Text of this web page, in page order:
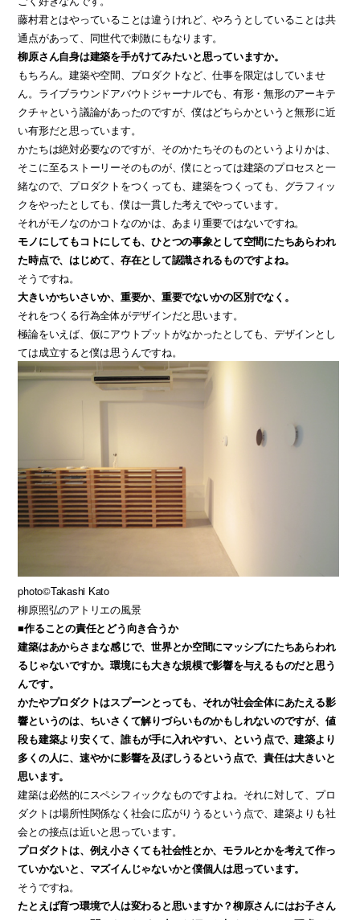
藤村君とはやっていることは違うけれど、やろうとしていることは共
通点があって、同世代で刺激にもなります。
柳原さん自身は建築を手がけてみたいと思っていますか。
もちろん。建築や空間、プロダクトなど、仕事を限定はしていませ
ん。ライブラウンドアバウトジャーナルでも、有形・無形のアーキテ
クチャという議論があったのですが、僕はどちらかというと無形に近
い有形だと思っています。
かたちは絶対必要なのですが、そのかたちそのものというよりかは、
そこに至るストーリーそのものが、僕にとっては建築のプロセスと一
緒なので、プロダクトをつくっても、建築をつくっても、グラフィッ
クをやったとしても、僕は一貫した考えでやっています。
それがモノなのかコトなのかは、あまり重要ではないですね。
モノにしてもコトにしても、ひとつの事象として空間にたちあらわれ
た時点で、はじめて、存在として認識されるものですよね。
そうですね。
大きいかちいさいか、重要か、重要でないかの区別でなく。
それをつくる行為全体がデザインだと思います。
極論をいえば、仮にアウトプットがなかったとしても、デザインとし
ては成立すると僕は思うんですね。
photo©Takashi Kato
柳原照弘のアトリエの風景
■作ることの責任とどう向き合うか
建築はあからさまな感じで、世界とか空間にマッシブにたちあらわれ
るじゃないですか。環境にも大きな規模で影響を与えるものだと思う
んです。
かたやプロダクトはスプーンとっても、それが社会全体にあたえる影
響というのは、ちいさくて解りづらいものかもしれないのですが、値
段も建築より安くて、誰もが手に入れやすい、という点で、建築より
多くの人に、速やかに影響を及ぼしうるという点で、責任は大きいと
思います。
建築は必然的にスペシフィックなものですよね。それに対して、プロ
ダクトは場所性関係なく社会に広がりうるという点で、建築よりも社
会との接点は近いと思っています。
プロダクトは、例え小さくても社会性とか、モラルとかを考えて作っ
ていかないと、マズイんじゃないかと僕個人は思っています。
そうですね。
たとえば育つ環境で人は変わると思いますか？柳原さんにはお子さん